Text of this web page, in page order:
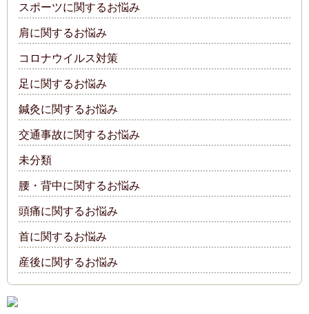
スポーツに関するお悩み
肩に関するお悩み
コロナウイルス対策
足に関するお悩み
鍼灸に関するお悩み
交通事故に関するお悩み
未分類
腰・背中に関するお悩み
頭痛に関するお悩み
首に関するお悩み
産後に関するお悩み